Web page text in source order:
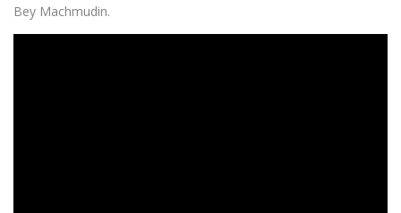
Bey Machmudin.